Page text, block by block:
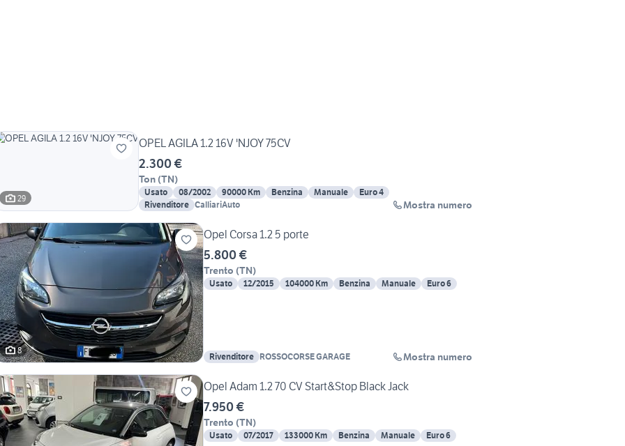
29
OPEL AGILA 1.2 16V 'NJOY 75CV
2.300 €
Ton (TN)
Usato 08/2002 90000 Km Benzina Manuale
Euro 4
Rivenditore CalliariAuto Mostra numero
8
Opel Corsa 1.2 5 porte
5.800 €
Trento (TN)
Usato 12/2015 104000 Km Benzina Manuale Euro 6
Rivenditore ROSSOCORSE GARAGE Mostra numero
Opel Adam 1.2 70 CV Start&Stop Black Jack
7.950 €
Trento (TN)
Usato 07/2017 133000 Km Benzina Manuale Euro 6